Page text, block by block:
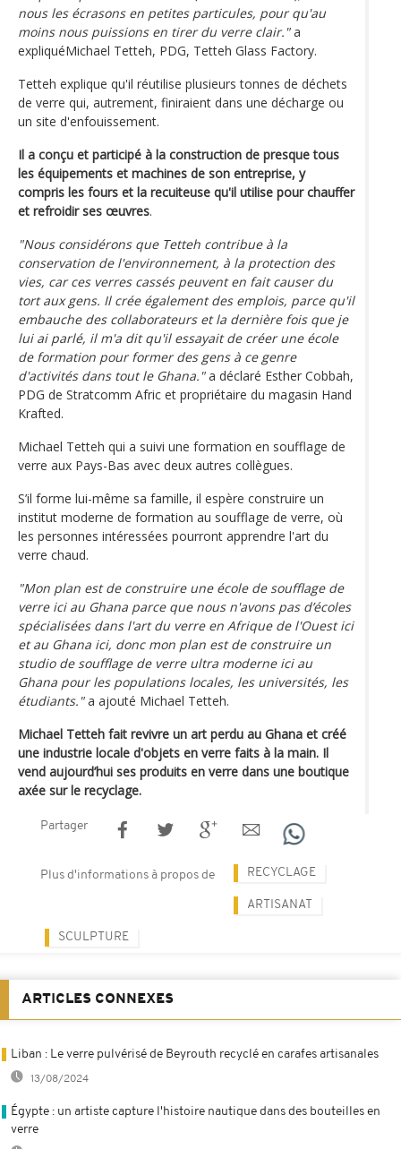
nous les écrasons en petites particules, pour qu'au
moins nous puissions en tirer du verre clair."a
expliquéMichael Tetteh, PDG, Tetteh Glass Factory.
Tetteh explique qu'il réutilise plusieurs tonnes de déchets
de verre qui, autrement, finiraient dans une décharge ou
un site d'enfouissement.
Il a conçu et participé à la construction de presque tous
les équipements et machines de son entreprise, y
compris les fours et la recuiteuse qu'il utilise pour chauffer
et refroidir ses œuvres.
"Nous considérons que Tetteh contribue à la
conservation de l'environnement, à la protection des
vies, car ces verres cassés peuvent en fait causer du
tort aux gens. Il crée également des emplois, parce qu'il
embauche des collaborateurs et la dernière fois que je
lui ai parlé, il m'a dit qu'il essayait de créer une école
de formation pour former des gens à ce genre
d'activités dans tout le Ghana."a déclaré Esther Cobbah,
PDG de Stratcomm Afric et propriétaire du magasin Hand
Krafted.
Michael Tetteh qui a suivi une formation en soufflage de
verre aux Pays-Bas avec deux autres collègues.
S’il forme lui-même sa famille, il espère construire un
institut moderne de formation au soufflage de verre, où
les personnes intéressées pourront apprendre l'art du
verre chaud.
"Mon plan est de construire une école de soufflage de
verre ici au Ghana parce que nous n'avons pas d’écoles
spécialisées dans l'art du verre en Afrique de l'Ouest ici
et au Ghana ici, donc mon plan est de construire un
studio de soufflage de verre ultra moderne ici au
Ghana pour les populations locales, les universités, les
étudiants."a ajouté Michael Tetteh.
Michael Tetteh fait revivre un art perdu au Ghana et créé
une industrie locale d'objets en verre faits à la main. Il
vend aujourd’hui ses produits en verre dans une boutique
axée sur le recyclage.
Partager
Plus d'informations à propos de RECYCLAGE
ARTISANAT
SCULPTURE
ARTICLES CONNEXES
Liban : Le verre pulvérisé de Beyrouth recyclé en carafes artisanales
13/08/2024
Égypte : un artiste capture l'histoire nautique dans des bouteilles en
verre